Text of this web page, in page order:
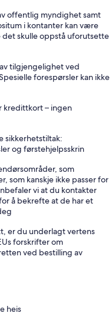
offentlig myndighet samt
i kontanter kan være
skulle oppstå uforutsette
tilgjengelighet ved
forespørsler kan ikke
kredittkort – ingen
sikkerhetstiltak:
og førstehjelpsskrin
som
som kanskje ikke passer for
vi at du kontakter
å bekrefte at de har et
er du underlagt vertens
forskrifter om
ved bestilling av
heis